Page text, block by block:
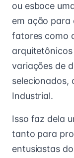
ou esboce
em ação para
fatores como
variações de
selecionados,
Industrial.
Isso faz dela
tanto para
entusiastas